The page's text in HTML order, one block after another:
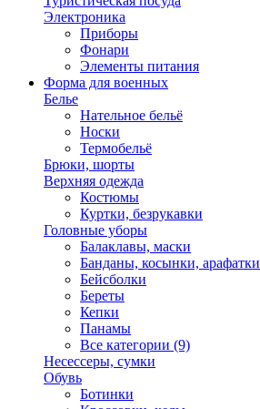
Электроника
Приборы
Фонари
Элементы питания
Форма для военных
Белье
Нательное бельё
Носки
Термобельё
Брюки, шорты
Верхняя одежда
Костюмы
Куртки, безрукавки
Головные уборы
Балаклавы, маски
Банданы, косынки, арафатки
Бейсболки
Береты
Кепки
Панамы
Все категории (9)
Несессеры, сумки
Обувь
Ботинки